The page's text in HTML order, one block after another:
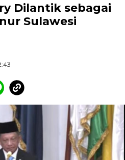
Dilantik sebagai
Sulawesi